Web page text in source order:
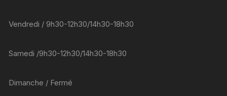
Vendredi / 9h30-12h30/14h30-18h30
Samedi /9h30-12h30/14h30-18h30
Dimanche / Fermé